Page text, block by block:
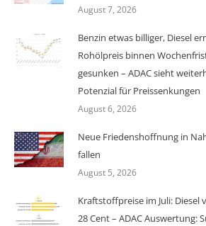
August 7, 2026
Benzin etwas billiger, Diesel
Rohölpreis binnen
gesunken – ADAC sieht
Potenzial für Preissenkungen
August 6, 2026
Neue Friedenshoffnung in
fallen
August 5, 2026
Kraftstoffpreise im Juli: Diesel
28 Cent – ADAC Auswertung: